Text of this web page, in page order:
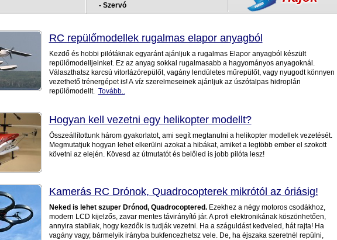
- Szervó
RC repülőmodellek rugalmas elapor anyagból
Kezdő és hobbi pilótáknak egyaránt ajánljuk a rugalmas Elapor anyagból készült
repülőmodelljeinket. Ez az anyag sokkal rugalmasabb a hagyományos anyagoknál.
Választhatsz karcsú vitorlázórepülőt, vagány lendületes műrepülőt, vagy nyugodt könnyen
vezethető trénergépet is! A víz szerelmeseinek ajánljuk az úszótalpas hidroplán
repülőmodellt. Tovább..
Hogyan kell vezetni egy helikopter modellt?
Összeállítottunk három gyakorlatot, ami segít megtanulni a helikopter modellek vezetését.
Megmutatjuk hogyan lehet elkerülni azokat a hibákat, amiket a legtöbb ember el szokott
követni az elején. Kövesd az útmutatót és belőled is jobb pilóta lesz!
Kamerás RC Drónok, Quadrocopterek mikrótól az óriásig!
Neked is lehet szuper Drónod, Quadrocoptered.Ezekhez a négy motoros csodákhoz,
modern LCD kijelzős, zavar mentes távirányító jár. A profi elektronikának köszönhetően,
annyira stabilak, hogy kezdők is tudják vezetni. Ha a száguldást kedveled, hát rajta! Ha
vagány vagy, bármelyik irányba bukfencezhetsz vele. De, ha éjszaka szeretnél repülni,